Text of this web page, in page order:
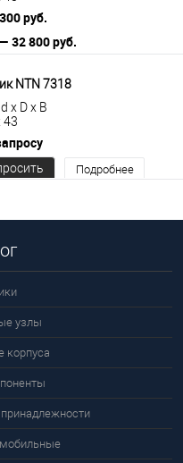
руб.
32 800 руб.
NTN 7318
x D x B
43
Подробнее
узлы
корпуса